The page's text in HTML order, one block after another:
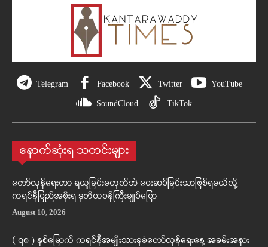
Telegram Facebook Twitter YouTube
SoundCloud TikTok
နောက်ဆုံးရ သတင်းများ
တော်လှန်ရေးဟာ ရယူခြင်းမဟုတ်ဘဲ ပေးဆပ်ခြင်းသာဖြစ်ရမယ်လို့
ကရင်နီပြည်အစိုးရ ဒုတိယဝန်ကြီးချုပ်ပြော
August 10, 2026
( ၇၈ ) နှစ်မြောက် ကရင်နီအမျိုးသားခုခံတော်လှန်ရေးနေ့ အခမ်းအနား